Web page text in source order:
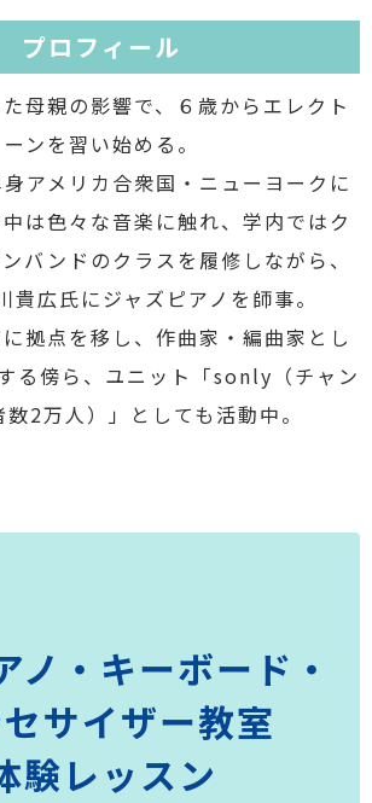
プロフィール
母親の影響で、６歳からエレクト
ーンを習い始める。
アメリカ合衆国・ニューヨークに
は色々な音楽に触れ、学内ではク
バンドのクラスを履修しながら、
貴広氏にジャズピアノを師事。
拠点を移し、作曲家・編曲家とし
る傍ら、ユニット「sonly（チャン
2万人）」としても活動中。
ノ・キーボード・
サイザー教室
験レッスン